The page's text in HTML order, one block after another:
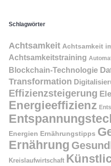
Schlagwörter
Achtsamkeit Achtsamkeit
Achtsamkeitstraining
Blockchain-Technologie
Transformation
Effizienzsteigerung
Energieeffizienz
Energien Ernährungstipps
Ernährung
Kreislaufwirtschaft